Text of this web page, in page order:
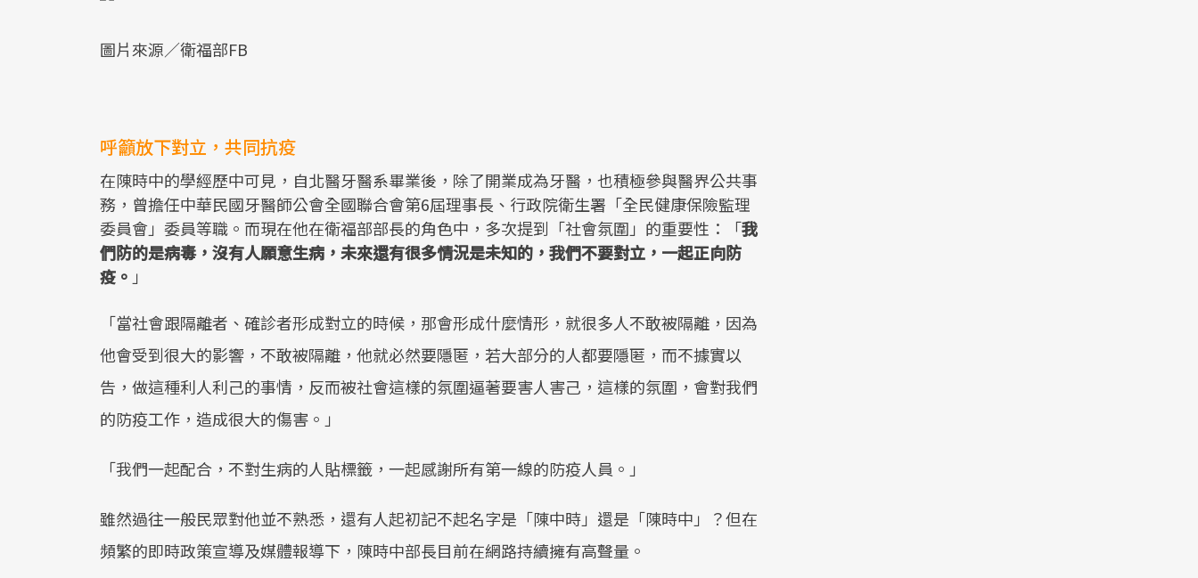
圖片來源／衛福部FB
呼籲放下對立，共同抗疫
在陳時中的學經歷中可見，自北醫牙醫系畢業後，除了開業成為牙醫，也積極參與醫界公共事
務，曾擔任中華民國牙醫師公會全國聯合會第6屆理事長、行政院衛生署「全民健康保險監理
委員會」委員等職。而現在他在衛福部部長的角色中，多次提到「社會氛圍」的重要性：「我
們防的是病毒，沒有人願意生病，未來還有很多情況是未知的，我們不要對立，一起正向防
疫。 」
「當社會跟隔離者、確診者形成對立的時候，那會形成什麼情形，就很多人不敢被隔離，因為
他會受到很大的影響，不敢被隔離，他就必然要隱匿，若大部分的人都要隱匿，而不據實以
告，做這種利人利己的事情，反而被社會這樣的氛圍逼著要害人害己，這樣的氛圍，會對我們
的防疫工作，造成很大的傷害。」
「我們一起配合，不對生病的人貼標籤，一起感謝所有第一線的防疫人員。」
雖然過往一般民眾對他並不熟悉，還有人起初記不起名字是「陳中時」還是「陳時中」？但在
頻繁的即時政策宣導及媒體報導下，陳時中部長目前在網路持續擁有高聲量。